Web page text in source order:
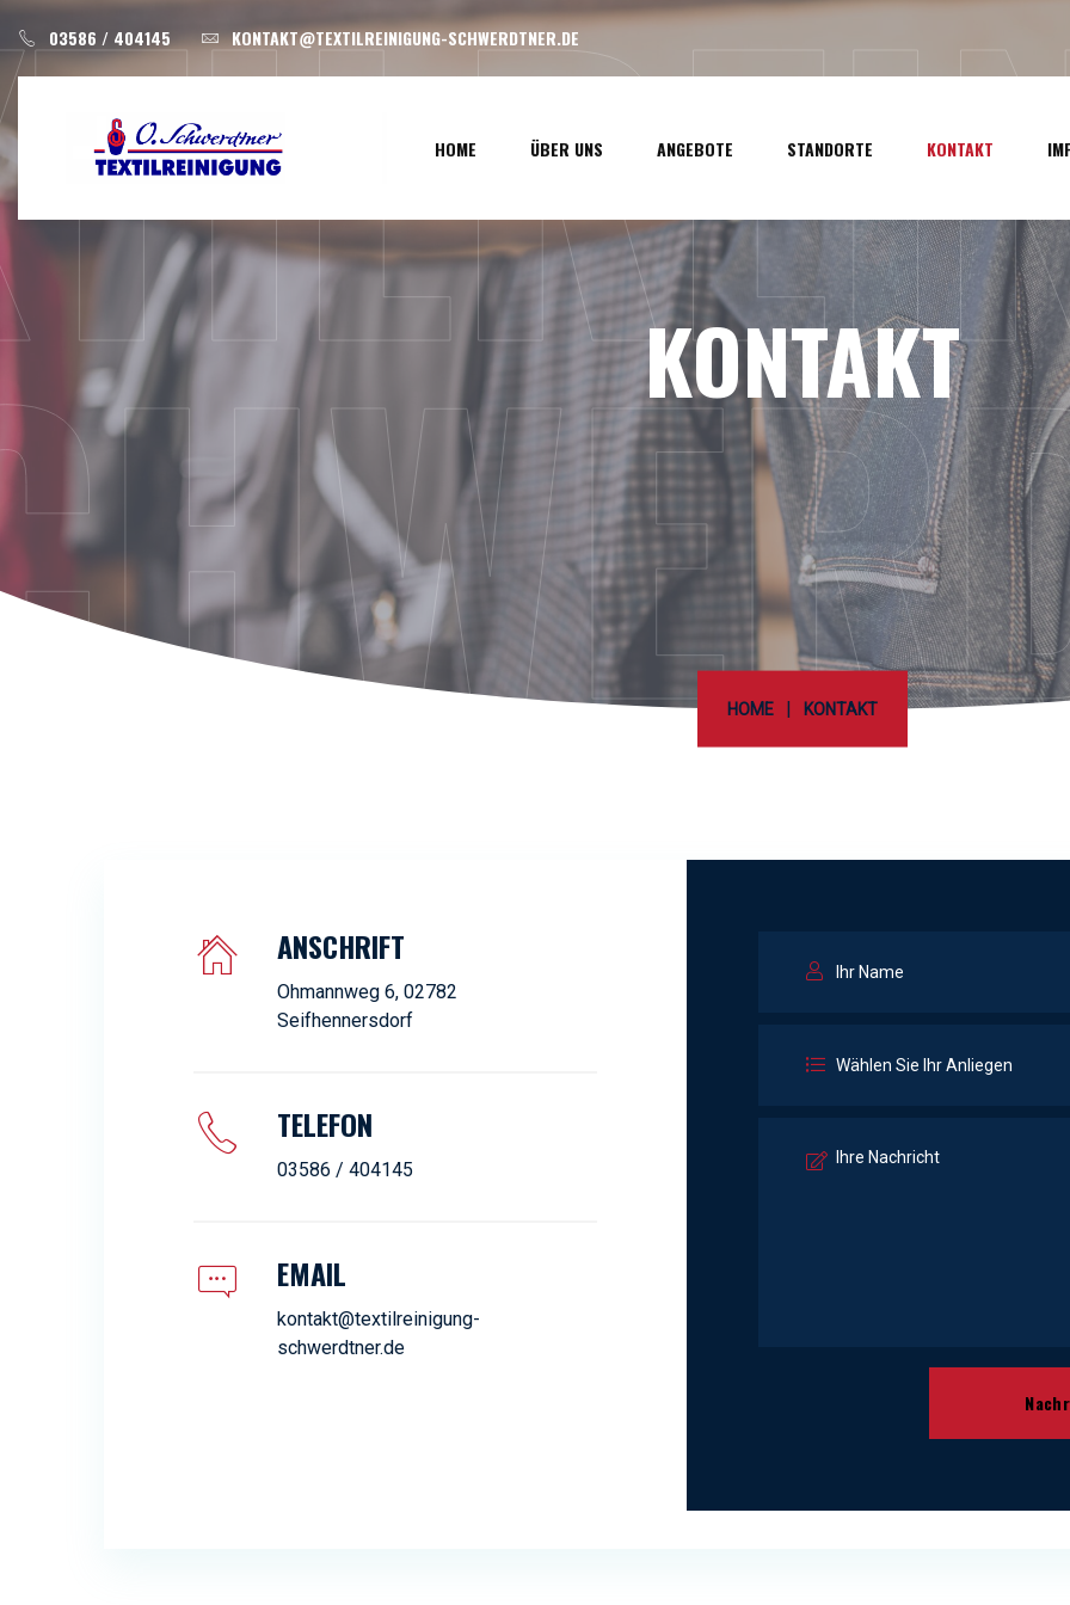
content
03586 / 404145 KONTAKT@TEXTILREINIGUNG-SCHWERDTNER.DE
HOME ÜBER UNS ANGEBOTE STANDORTE KONTAKT
KONTAKT
HOME | KONTAKT
Ohmannweg 6, 02782
Seifhennersdorf
ANSCHRIFT
03586 / 404145
TELEFON
kontakt@textilreinigung-
schwerdtner.de
EMAIL